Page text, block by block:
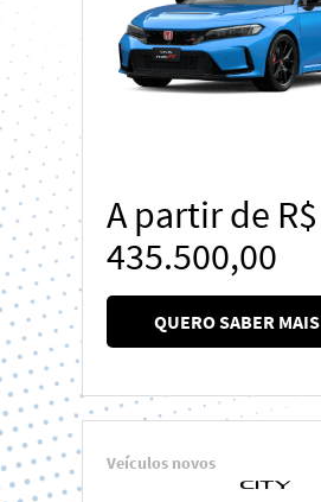
A partir de R$
435.500,00
QUERO SABER MAIS
Veículos novos